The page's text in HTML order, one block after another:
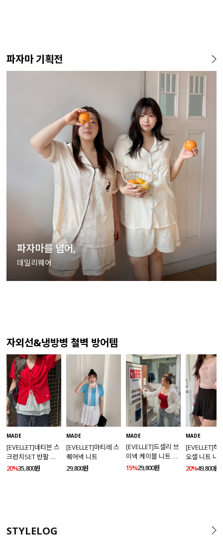
파자마 기획전
파자마를 넘어,
데일리웨어
자외선&냉방병 철벽 방어템
MADE
[EVELLET]네티븐 스
크런치SET 반팔 니
트 가디건
20%35,800원
MADE
[EVELLET]마티레 스
퀘어넥 니트
29,800원
MADE
[EVELLET]드셀리 브
이넥 케이블 니트 가
디건
15%29,800원
MADE
[EVELLET]하
오셀 니트 나
건 SET
20%49,800원
STYLELOG